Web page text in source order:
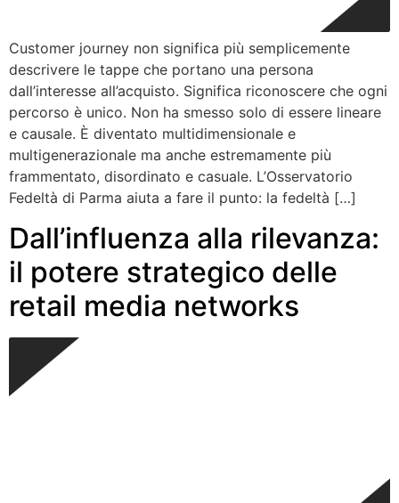
Customer journey non significa più semplicemente
descrivere le tappe che portano una persona
dall’interesse all’acquisto. Significa riconoscere che ogni
percorso è unico. Non ha smesso solo di essere lineare
e causale. È diventato multidimensionale e
multigenerazionale ma anche estremamente più
frammentato, disordinato e casuale. L’Osservatorio
Fedeltà di Parma aiuta a fare il punto: la fedeltà […]
Dall’influenza alla rilevanza:
il potere strategico delle
retail media networks